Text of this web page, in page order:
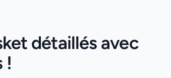
détaillés avec
!